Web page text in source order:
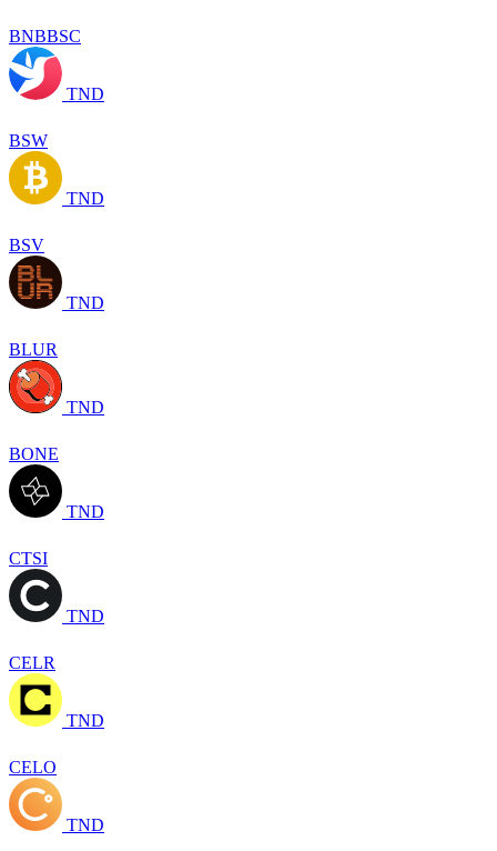
BNBBSC
TND
BSW
TND
BSV
TND
BLUR
TND
BONE
TND
CTSI
TND
CELR
TND
CELO
TND